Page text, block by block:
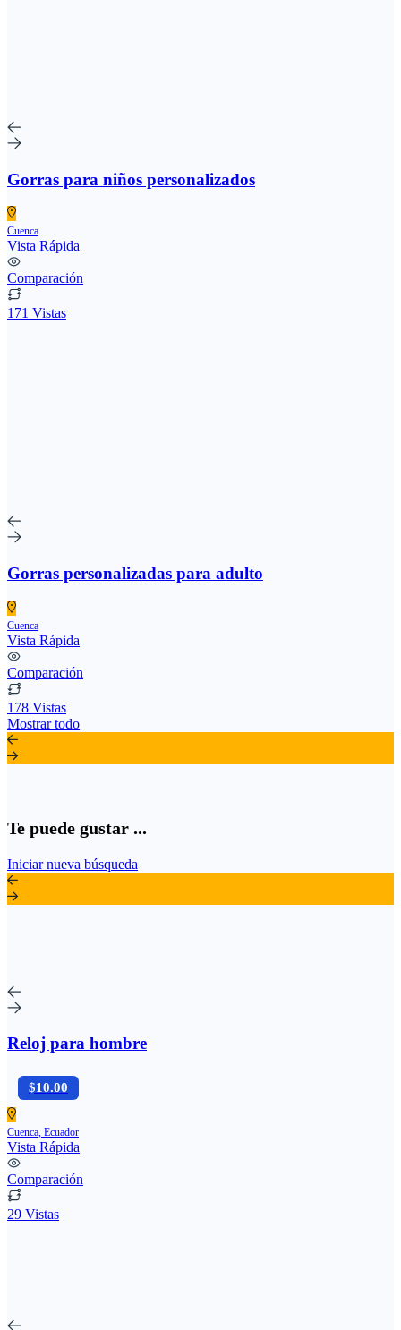
Gorras para niños personalizados
Cuenca
Vista Rápida
Comparación
171 Vistas
Gorras personalizadas para adulto
Cuenca
Vista Rápida
Comparación
178 Vistas
Mostrar todo
Te puede gustar ...
Iniciar nueva búsqueda
Reloj para hombre
$10.00
Cuenca, Ecuador
Vista Rápida
Comparación
29 Vistas